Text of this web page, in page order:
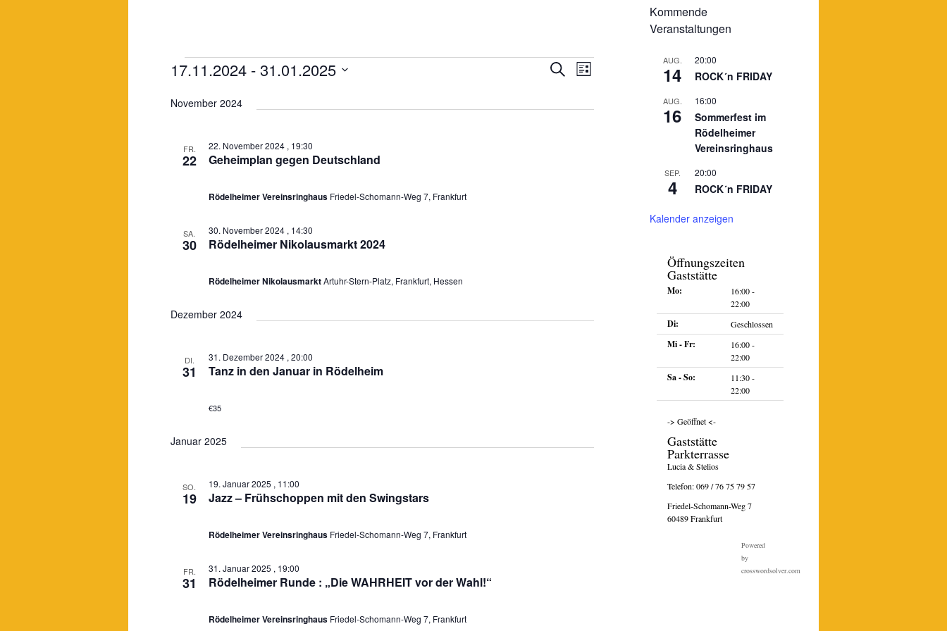
Veranstaltungen
Veranstaltungen
Suche
Veranstaltung
Navigation
Liste
17.11.2024 - 31.01.2025
wählen.
November 2024
FR.
22 Geheimplan gegen Deutschland
22. November 2024 , 19:30
Rödelheimer Vereinsringhaus Friedel-Schomann-Weg 7, Frankfurt
SA.
30 Rödelheimer Nikolausmarkt 2024
30. November 2024 , 14:30
Rödelheimer NikolausmarktArtuhr-Stern-Platz, Frankfurt, Hessen
Dezember 2024
DI.
31 Tanz in den Januar in Rödelheim
31. Dezember 2024 , 20:00
€35
Januar 2025
SO.
19 Jazz – Frühschoppen mit den Swingstars
19. Januar 2025 , 11:00
Rödelheimer Vereinsringhaus Friedel-Schomann-Weg 7, Frankfurt
FR.
31 Rödelheimer Runde : „Die WAHRHEIT vor der Wahl!“
31. Januar 2025 , 19:00
Rödelheimer Vereinsringhaus Friedel-Schomann-Weg 7, Frankfurt
Kommende
Veranstaltungen
AUG.
14
20:00
ROCK´n FRIDAY
AUG.
16
16:00
Sommerfest im
Rödelheimer
Vereinsringhaus
SEP.
4
20:00
ROCK´n FRIDAY
Kalender anzeigen
Öffnungszeiten
Gaststätte
Mo:
16:00 -
22:00
Di: Geschlossen
Mi - Fr:
16:00 -
22:00
Sa - So:
11:30 -
22:00
-> Geöffnet <-
Gaststätte
Parkterrasse
Lucia & Stelios
Telefon:069 / 76 75 79 57
Friedel-Schomann-Weg 7
60489 Frankfurt
Powered
by
crosswordsolver.com